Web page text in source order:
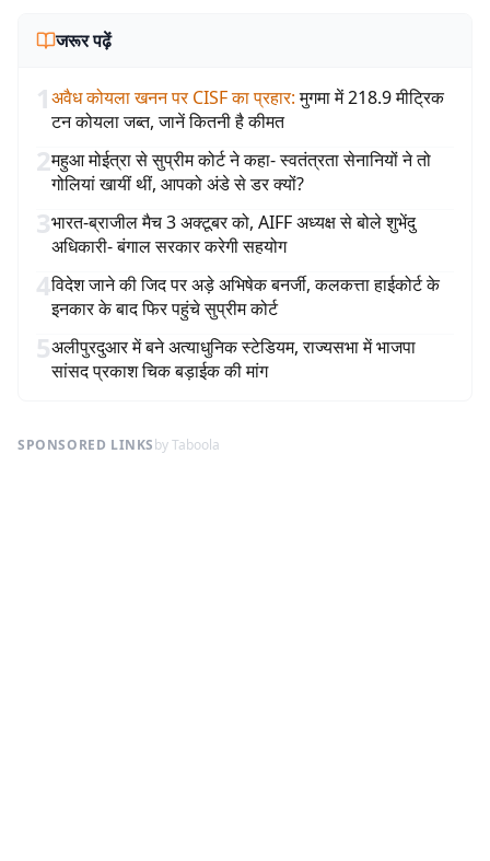
जरूर पढ़ें
1अवैध कोयला खनन पर CISF का प्रहार: मुगमा में 218.9 मीट्रिक
टन कोयला जब्त, जानें कितनी है कीमत
2महुआ मोईत्रा से सुप्रीम कोर्ट ने कहा- स्वतंत्रता सेनानियों ने तो
गोलियां खायीं थीं, आपको अंडे से डर क्यों?
3भारत-ब्राजील मैच 3 अक्टूबर को, AIFF अध्यक्ष से बोले शुभेंदु
अधिकारी- बंगाल सरकार करेगी सहयोग
4विदेश जाने की जिद पर अड़े अभिषेक बनर्जी, कलकत्ता हाईकोर्ट के
इनकार के बाद फिर पहुंचे सुप्रीम कोर्ट
5अलीपुरदुआर में बने अत्याधुनिक स्टेडियम, राज्यसभा में भाजपा
सांसद प्रकाश चिक बड़ाईक की मांग
SPONSORED LINKSby Taboola